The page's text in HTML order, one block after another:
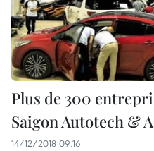
Plus de 300
Saigon Autotech &
14/12/2018 09:16